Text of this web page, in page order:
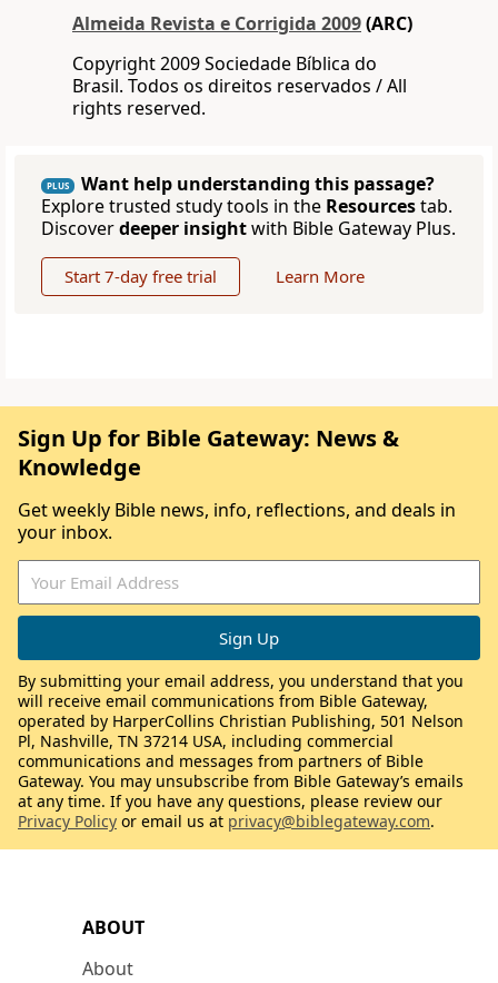
Almeida Revista e Corrigida 2009(ARC)
Copyright 2009 Sociedade Bíblica do
Brasil. Todos os direitos reservados / All
rights reserved.
PLUS
Want help understanding this passage?
Explore trusted study tools in the Resourcestab.
Discoverdeeper insightwith Bible Gateway Plus.
Start 7-day free trial Learn More
ABOUT
About
Sign Up for Bible Gateway: News &
Knowledge
Get weekly Bible news, info, reflections, and deals in
your inbox.
By submitting your email address, you understand that you
will receive email communications from Bible Gateway,
operated by HarperCollins Christian Publishing, 501 Nelson
Pl, Nashville, TN 37214 USA, including commercial
communications and messages from partners of Bible
Gateway. You may unsubscribe from Bible Gateway’s emails
at any time. If you have any questions, please review our
Privacy Policy or email us at privacy@biblegateway.com.